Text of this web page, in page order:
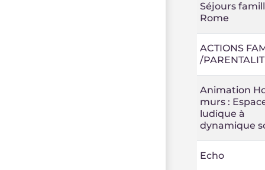
Séjours
Rome
ACTIONS
/
Animation
murs :
ludique à
dynamique
Echo